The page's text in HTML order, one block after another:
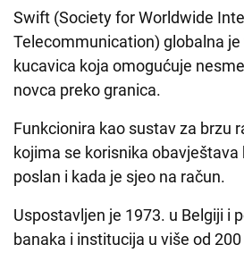
Swift (Society for Worldwide
Telecommunication) globalna
kucavica koja omogućuje
novca preko granica.
Funkcionira kao sustav za brzu
kojima se korisnika obavještava
poslan i kada je sjeo na račun.
Uspostavljen je 1973. u Belgiji i
banaka i institucija u više od